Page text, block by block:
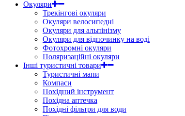
Окуляри
Трекінгові окуляри
Окуляри велосипедні
Окуляри для альпінізму
Окуляри для відпочинку на воді
Фотохромні окуляри
Поляризаційні окуляри
Інші туристичні товари
Туристичні мапи
Компаси
Похідний інструмент
Похідна аптечка
Похідні фільтри для води